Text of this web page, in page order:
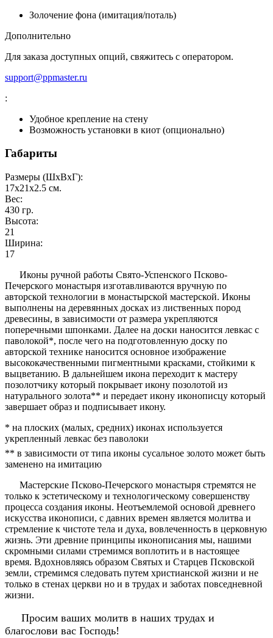
Золочение фона (имитация/поталь)
Дополнительно
Для заказа доступных опций, свяжитесь с оператором.
support@ppmaster.ru
:
Удобное крепление на стену
Возможность установки в киот (опционально)
Габариты
Размеры (ШxВxГ):
17x21x2.5 см.
Вес:
430 гр.
Высота:
21
Ширина:
17
Иконы ручной работы Свято-Успенского Псково-
Печерского монастыря изготавливаются вручную по
авторской технологии в монастырской мастерской. Иконы
выполнены на деревянных досках из лиственных пород
древесины, в зависимости от размера укрепляются
поперечными шпонками. Далее на доски наносится левкас с
паволокой*, после чего на подготовленную доску по
авторской технике наносится основное изображение
высококачественными пигментными красками, стойкими к
выцветанию. В дальнейшем икона переходит к мастеру
позолотчику который покрывает икону позолотой из
натурального золота** и передает икону иконописцу который
завершает образ и подписывает икону.
* на плоских (малых, средних) иконах используется
укрепленный левкас без паволоки
** в зависимости от типа иконы сусальное золото может быть
заменено на имитацию
Мастерские Псково-Печерского монастыря стремятся не
только к эстетическому и технологическому совершенству
процесса создания иконы. Неотъемлемой основой древнего
искусства иконописи, с давних времен является молитва и
стремление к чистоте тела и духа, вовлеченность в церковную
жизнь. Эти древние принципы иконописания мы, нашими
скромными силами стремимся воплотить и в настоящее
время. Вдохновляясь образом Святых и Старцев Псковской
земли, стремимся следовать путем христианской жизни и не
только в стенах церкви но и в трудах и заботах повседневной
жизни.
Просим ваших молитв в наших трудах и
благослови вас Господь!